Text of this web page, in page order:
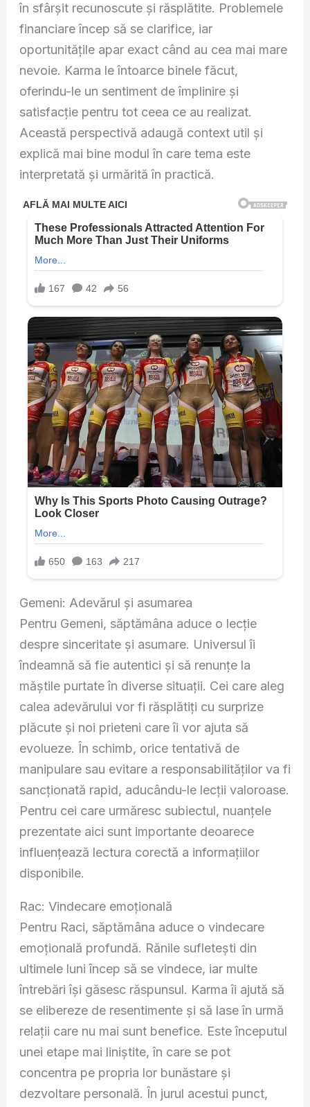
în sfârșit recunoscute și răsplătite. Problemele
financiare încep să se clarifice, iar
oportunitățile apar exact când au cea mai mare
nevoie. Karma le întoarce binele făcut,
oferindu-le un sentiment de împlinire și
satisfacție pentru tot ceea ce au realizat.
Această perspectivă adaugă context util și
explică mai bine modul în care tema este
interpretată și urmărită în practică.
Gemeni: Adevărul și asumarea
Pentru Gemeni, săptămâna aduce o lecție
despre sinceritate și asumare. Universul îi
îndeamnă să fie autentici și să renunțe la
măștile purtate în diverse situații. Cei care aleg
calea adevărului vor fi răsplătiți cu surprize
plăcute și noi prieteni care îi vor ajuta să
evolueze. În schimb, orice tentativă de
manipulare sau evitare a responsabilităților va fi
sancționată rapid, aducându-le lecții valoroase.
Pentru cei care urmăresc subiectul, nuanțele
prezentate aici sunt importante deoarece
influențează lectura corectă a informațiilor
disponibile.
Rac: Vindecare emoțională
Pentru Raci, săptămâna aduce o vindecare
emoțională profundă. Rănile sufletești din
ultimele luni încep să se vindece, iar multe
întrebări își găsesc răspunsul. Karma îi ajută să
se elibereze de resentimente și să lase în urmă
relații care nu mai sunt benefice. Este începutul
unei etape mai liniștite, în care se pot
concentra pe propria lor bunăstare și
dezvoltare personală. În jurul acestui punct,